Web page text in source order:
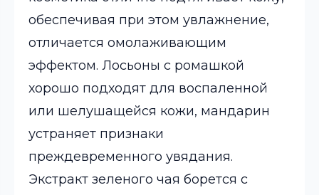
обеспечивая при этом увлажнение,
отличается омолаживающим
эффектом. Лосьоны с ромашкой
хорошо подходят для воспаленной
или шелушащейся кожи, мандарин
устраняет признаки
преждевременного увядания.
Экстракт зеленого чая борется с